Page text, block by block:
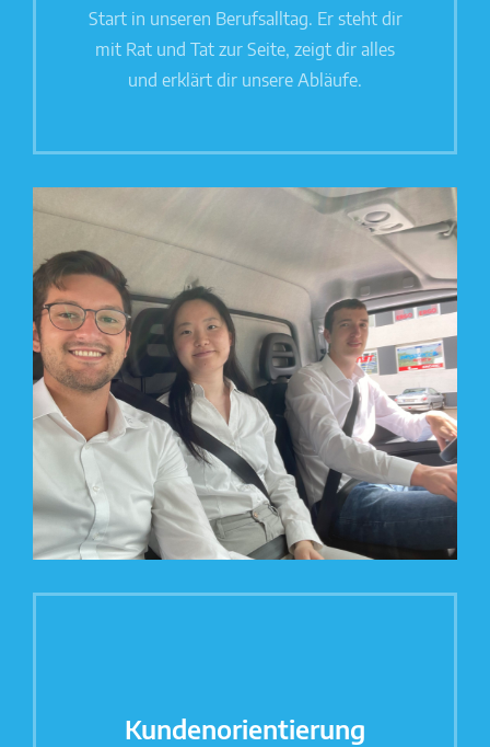
Start in unseren Berufsalltag. Er steht dir
mit Rat und Tat zur Seite, zeigt dir alles
und erklärt dir unsere Abläufe.
Kundenorientierung